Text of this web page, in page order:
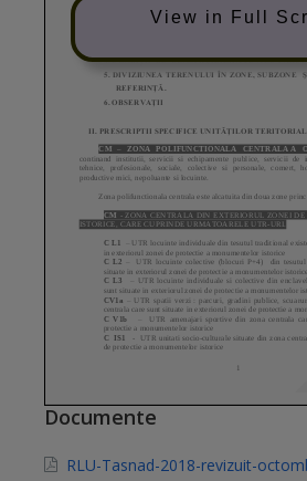
View in Full
Documente
RLU-Tasnad-2018-revizuit-